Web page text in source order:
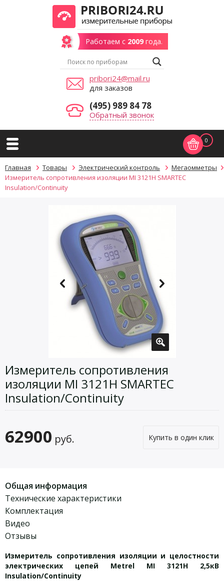
Работаем с 2009года.
pribori24@mail.ru
для заказов
(495) 989 84 78
Обратный звонок
0
Главная Товары Электрический контроль
Мегаомметры
Измеритель сопротивления изоляции MI 3121H SMARTEC
Insulation/Continuity
Измеритель сопротивления
изоляции MI 3121H SMARTEC
Insulation/Continuity
62900 руб. Купить в один клик
Общая информация
Технические характеристики
Комплектация
Видео
Отзывы
Измеритель сопротивления изоляции и целостности
электрических цепей Metrel MI 3121H 2,5кВ
Insulation/Continuity